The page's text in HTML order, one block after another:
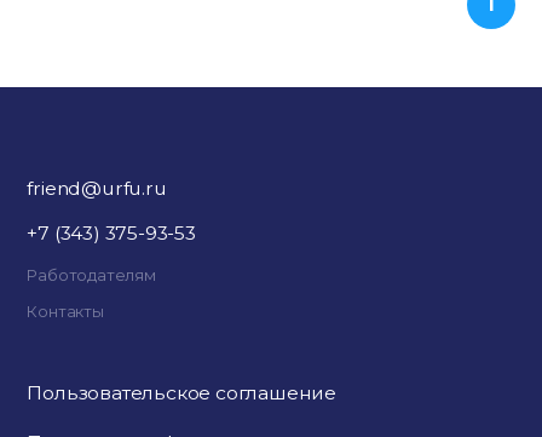
friend@urfu.ru
+7 (343) 375-93-53
Работодателям
Контакты
Пользовательское соглашение